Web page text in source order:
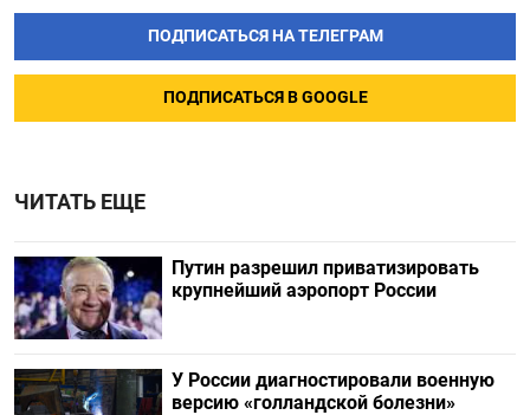
ПОДПИСАТЬСЯ НА ТЕЛЕГРАМ
ПОДПИСАТЬСЯ В GOOGLE
ЧИТАТЬ ЕЩЕ
Путин разрешил приватизировать
крупнейший аэропорт России
У России диагностировали военную
версию «голландской болезни»